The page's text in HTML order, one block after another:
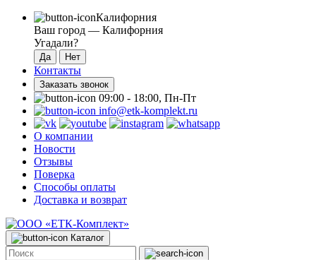
Калифорния
Ваш город — Калифорния
Угадали?
Контакты
Заказать звонок
09:00 - 18:00, Пн-Пт
info@etk-komplekt.ru
О компании
Новости
Отзывы
Поверка
Способы оплаты
Доставка и возврат
Каталог